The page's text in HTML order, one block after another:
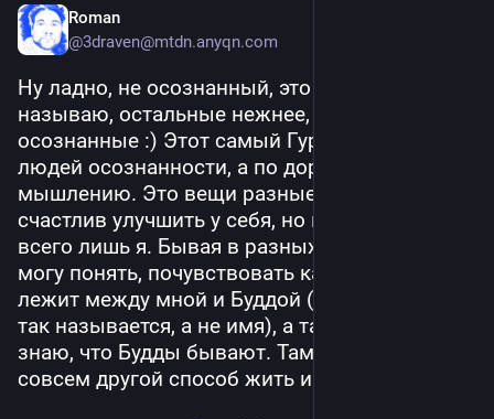
Roman
@3draven@mtdn.anyqn.com
Ну ладно, не осознанный, это я так себя
называю, остальные нежнее, пусть будут не
осознанные :) Этот самый Гурджиев учил
людей осознанности, а по дороге еще и
мышлению. Это вещи разные и обе я был бы
счастлив улучшить у себя, но к сожалению, я,
всего лишь я. Бывая в разных состояниях я
могу понять, почувствовать какая пропасть
лежит между мной и Буддой (это состояние
так называется, а не имя), а так же я точно
знаю, что Будды бывают. Там, впереди, есть
совсем другой способ жить и он не сказка.